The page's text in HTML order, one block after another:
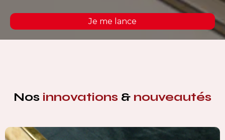
Je me lance
Nos innovations & nouveautés